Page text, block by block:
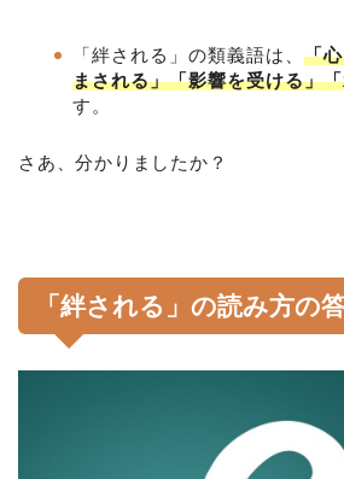
「絆される」の類義語は、 「
まされる」「影響を受ける」
す。
さあ、分かりましたか？
「絆される」の読み方の